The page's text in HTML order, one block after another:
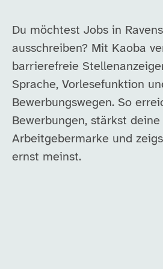
Du möchtest Jobs in
ausschreiben? Mit Kaoba
barrierefreie
Sprache, Vorlesefunktion
Bewerbungswegen. So
Bewerbungen, stärkst deine
Arbeitgebermarke und
ernst meinst.